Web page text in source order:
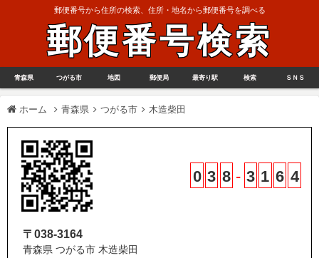
郵便番号から住所の検索、住所・地名から郵便番号を調べる
郵便番号検索
青森県 つがる市 地図 郵便局 最寄り駅 検索 ＳＮＳ
ホーム 青森県 つがる市 木造柴田
0 3 8 - 3 1 6 4
〒038-3164
青森県 つがる市 木造柴田